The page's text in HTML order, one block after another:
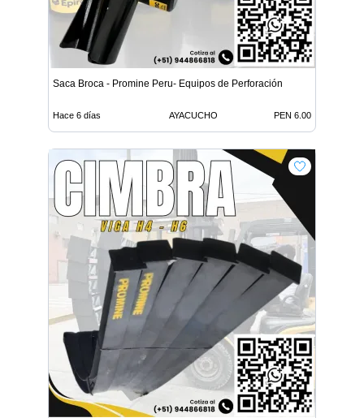
Saca Broca - Promine Peru- Equipos de Perforación
Hace 6 días AYACUCHO PEN 6.00